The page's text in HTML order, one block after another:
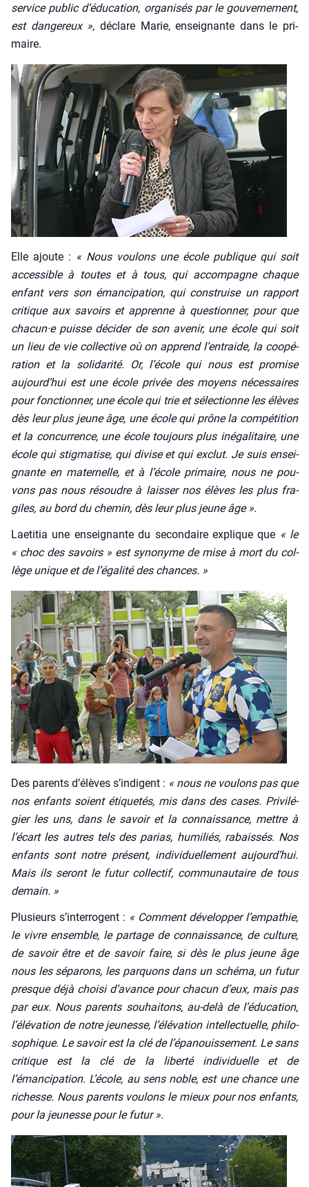
ser­vice public d’éducation, orga­ni­sés par le gou­ver­ne­ment,
est dan­ge­reux », déclare Marie, ensei­gnante dans le pri­
maire.
Elle ajoute : « Nous vou­lons une école publique qui soit
acces­sible à toutes et à tous, qui accom­pagne chaque
enfant vers son éman­ci­pa­tion, qui construise un rap­port
cri­tique aux savoirs et apprenne à ques­tion­ner, pour que
chacun·e puisse déci­der de son ave­nir, une école qui soit
un lieu de vie col­lec­tive où on apprend l’entraide, la coopé­
ra­tion et la soli­da­ri­té. Or, l’é­cole qui nous est pro­mise
aujourd’­hui est une école pri­vée des moyens néces­saires
pour fonc­tion­ner, une école qui trie et sélec­tionne les élèves
dès leur plus jeune âge, une école qui prône la com­pé­ti­tion
et la concur­rence, une école tou­jours plus inéga­li­taire, une
école qui stig­ma­tise, qui divise et qui exclut. Je suis ensei­
gnante en mater­nelle, et à l’é­cole pri­maire, nous ne pou­
vons pas nous résoudre à lais­ser nos élèves les plus fra­
giles, au bord du che­min, dès leur plus jeune âge ».
Lae­ti­tia une ensei­gnante du secon­daire explique que « le
« choc des savoirs » est syno­nyme de mise à mort du col­
lège unique et de l’égalité des chances. »
Des parents d’élèves s’indigent : « nous ne vou­lons pas que
nos enfants soient éti­que­tés, mis dans des cases. Pri­vi­lé­
gier les uns, dans le savoir et la connais­sance, mettre à
l’écart les autres tels des parias, humi­liés, rabais­sés. Nos
enfants sont notre pré­sent, indi­vi­duel­le­ment aujourd’hui.
Mais ils seront le futur col­lec­tif, com­mu­nau­taire de tous
demain. »
Plu­sieurs s’interrogent : « Com­ment déve­lop­per l’empathie,
le vivre ensemble, le par­tage de connais­sance, de culture,
de savoir être et de savoir faire, si dès le plus jeune âge
nous les sépa­rons, les par­quons dans un sché­ma, un futur
presque déjà choi­si d’avance pour cha­cun d’eux, mais pas
par eux. Nous parents sou­hai­tons, au-delà de l’éducation,
l’élévation de notre jeu­nesse, l’élévation intel­lec­tuelle, phi­lo­
so­phique. Le savoir est la clé de l’épanouissement. Le sans
cri­tique est la clé de la liber­té indi­vi­duelle et de
l’émancipation. L’école, au sens noble, est une chance une
richesse. Nous parents vou­lons le mieux pour nos enfants,
pour la jeu­nesse pour le futur ».